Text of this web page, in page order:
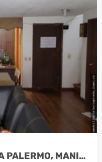
VENTA CASA CON RENTA PALERMO, MANIZA…